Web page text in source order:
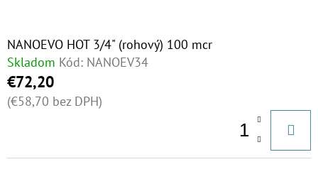
NANOEVO HOT 3/4" (rohový) 100 mcr
Skladom Kód: NANOEV34
€72,20
(€58,70 bez DPH)